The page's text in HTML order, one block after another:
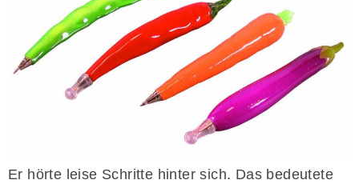
Er hörte leise Schritte hinter sich. Das bedeutete